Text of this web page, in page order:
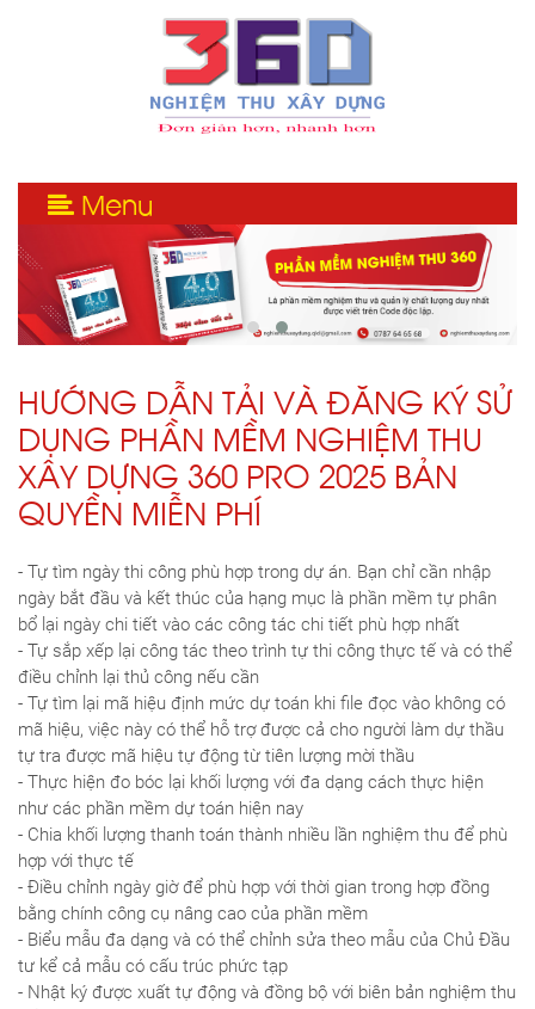
Menu
HƯỚNG DẪN TẢI VÀ ĐĂNG KÝ SỬ
DỤNG PHẦN MỀM NGHIỆM THU
XÂY DỰNG 360 PRO 2025 BẢN
QUYỀN MIỄN PHÍ
- Tự tìm ngày thi công phù hợp trong dự án. Bạn chỉ cần nhập
ngày bắt đầu và kết thúc của hạng mục là phần mềm tự phân
bổ lại ngày chi tiết vào các công tác chi tiết phù hợp nhất
- Tự sắp xếp lại công tác theo trình tự thi công thực tế và có thể
điều chỉnh lại thủ công nếu cần
- Tự tìm lại mã hiệu định mức dự toán khi file đọc vào không có
mã hiệu, việc này có thể hỗ trợ được cả cho người làm dự thầu
tự tra được mã hiệu tự động từ tiên lượng mời thầu
- Thực hiện đo bóc lại khối lượng với đa dạng cách thực hiện
như các phần mềm dự toán hiện nay
- Chia khối lượng thanh toán thành nhiều lần nghiệm thu để phù
hợp với thực tế
- Điều chỉnh ngày giờ để phù hợp với thời gian trong hợp đồng
bằng chính công cụ nâng cao của phần mềm
- Biểu mẫu đa dạng và có thể chỉnh sửa theo mẫu của Chủ Đầu
tư kể cả mẫu có cấu trúc phức tạp
- Nhật ký được xuất tự động và đồng bộ với biên bản nghiệm thu